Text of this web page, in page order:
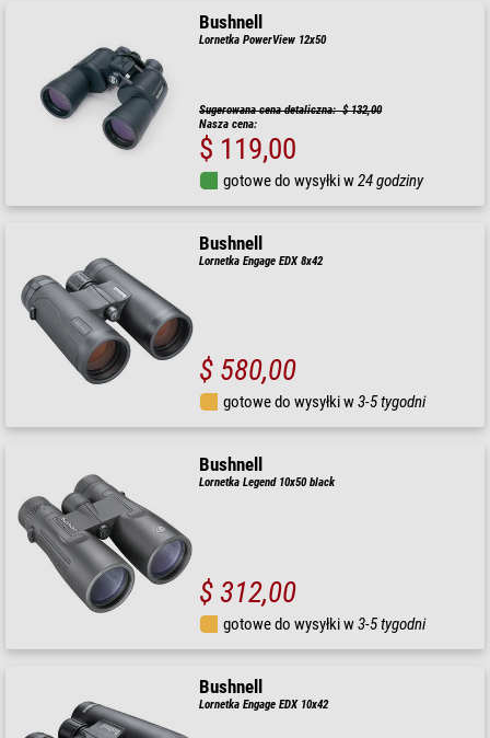
Bushnell
Lornetka PowerView 12x50
Sugerowana cena detaliczna: $ 132,00
Nasza cena:
$ 119,00
gotowe do wysyłki w24 godziny
Bushnell
Lornetka Engage EDX 8x42
$ 580,00
gotowe do wysyłki w3-5 tygodni
Bushnell
Lornetka Legend 10x50 black
$ 312,00
gotowe do wysyłki w3-5 tygodni
Bushnell
Lornetka Engage EDX 10x42